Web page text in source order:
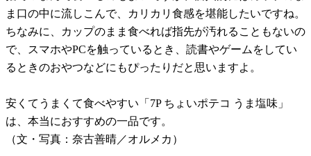
ま口の中に流しこんで、カリカリ食感を堪能したいですね。
ちなみに、カップのまま食べれば指先が汚れることもないの
で、スマホやPCを触っているとき、読書やゲームをしてい
るときのおやつなどにもぴったりだと思いますよ。
安くてうまくて食べやすい「7P ちょいポテコ うま塩味」
は、本当におすすめの一品です。
（文・写真：奈古善晴／オルメカ）